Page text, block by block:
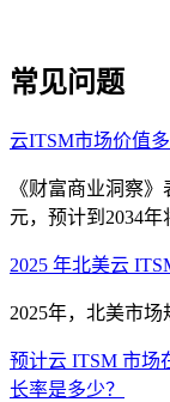
常见问题
云ITSM市场价值多
《财富商业洞察
元，预计到2034年
2025 年北美云
2025年，北美市场
预计云 ITSM 市场
长率是多少？